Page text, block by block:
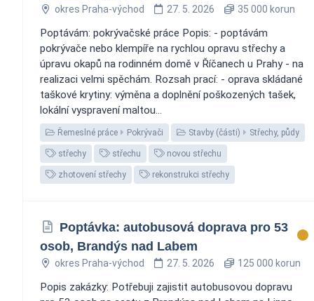
okres Praha-východ 27. 5. 2026 35 000 korun
Poptávám: pokrývačské práce Popis: - poptávám
pokrývače nebo klempíře na rychlou opravu střechy a
úpravu okapů na rodinném domě v Říčanech u Prahy - na
realizaci velmi spěchám. Rozsah prací: - oprava skládané
taškové krytiny: výměna a doplnění poškozených tašek,
lokální vyspravení maltou...
Řemeslné práce Pokrývači Stavby (části) Střechy, půdy
střechy střechu novou střechu
zhotovení střechy rekonstrukci střechy
Poptávka: autobusová doprava pro 53
osob, Brandýs nad Labem
okres Praha-východ 27. 5. 2026 125 000 korun
Popis zakázky: Potřebuji zajistit autobusovou dopravu